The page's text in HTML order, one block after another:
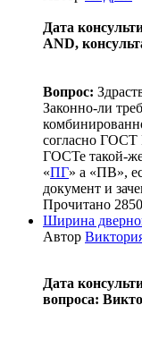
Дата
AND,
Вопрос:
Законно-ли
согласно ГОСТ
ГОСТе такой-
«ПГ» а «ПВ»,
документ и
Прочитано
Ширина
Автор
Дата
вопроса: